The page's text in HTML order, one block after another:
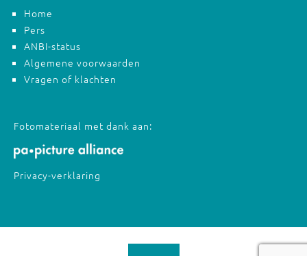
Home
Pers
ANBI-status
Algemene voorwaarden
Vragen of klachten
Fotomateriaal met dank aan:
Privacy-verklaring